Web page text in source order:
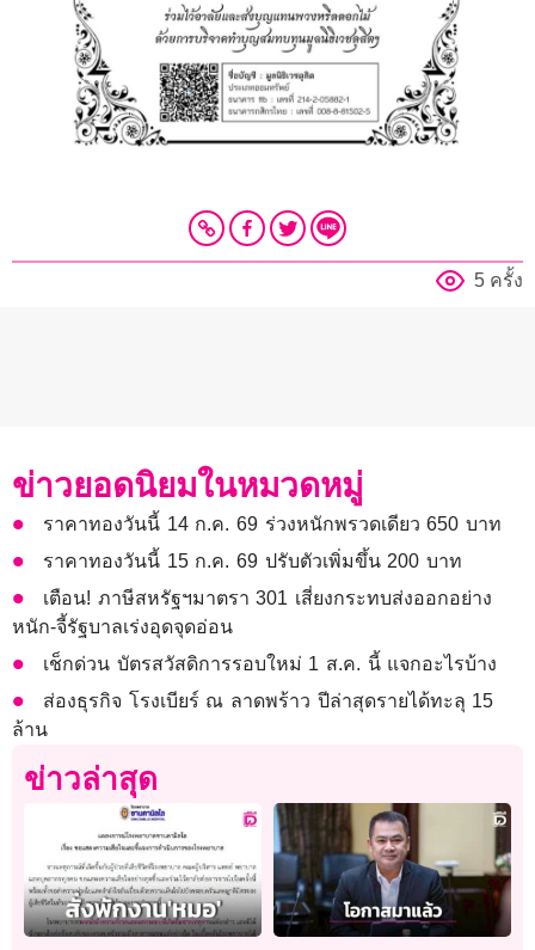
5 ครั้ง
ข่าวยอดนิยมในหมวดหมู่
ราคาทองวันนี้ 14 ก.ค. 69 ร่วงหนักพรวดเดียว 650 บาท
ราคาทองวันนี้ 15 ก.ค. 69 ปรับตัวเพิ่มขึ้น 200 บาท
เตือน! ภาษีสหรัฐฯมาตรา 301 เสี่ยงกระทบส่งออกอย่าง
หนัก-จี้รัฐบาลเร่งอุดจุดอ่อน
เช็กด่วน บัตรสวัสดิการรอบใหม่ 1 ส.ค. นี้ แจกอะไรบ้าง
ส่องธุรกิจ โรงเบียร์ ณ ลาดพร้าว ปีล่าสุดรายได้ทะลุ 15
ล้าน
ข่าวล่าสุด